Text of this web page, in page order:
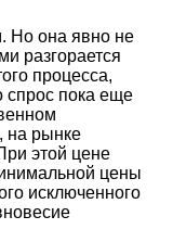
Но она явно не
разгорается
процесса,
спрос пока еще
на рынке
этой цене
цены
исключенного